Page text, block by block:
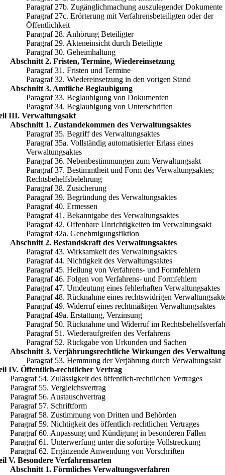
Paragraf 27b. Zugänglichmachung auszulegender Dokumente
Paragraf 27c. Erörterung mit Verfahrensbeteiligten oder der
Öffentlichkeit
Paragraf 28. Anhörung Beteiligter
Paragraf 29. Akteneinsicht durch Beteiligte
Paragraf 30. Geheimhaltung
Abschnitt 2. Fristen, Termine, Wiedereinsetzung
Paragraf 31. Fristen und Termine
Paragraf 32. Wiedereinsetzung in den vorigen Stand
Abschnitt 3. Amtliche Beglaubigung
Paragraf 33. Beglaubigung von Dokumenten
Paragraf 34. Beglaubigung von Unterschriften
III. Verwaltungsakt
Abschnitt 1. Zustandekommen des Verwaltungsaktes
Paragraf 35. Begriff des Verwaltungsaktes
Paragraf 35a. Vollständig automatisierter Erlass eines
Verwaltungsaktes
Paragraf 36. Nebenbestimmungen zum Verwaltungsakt
Paragraf 37. Bestimmtheit und Form des Verwaltungsaktes;
Rechtsbehelfsbelehrung
Paragraf 38. Zusicherung
Paragraf 39. Begründung des Verwaltungsaktes
Paragraf 40. Ermessen
Paragraf 41. Bekanntgabe des Verwaltungsaktes
Paragraf 42. Offenbare Unrichtigkeiten im Verwaltungsakt
Paragraf 42a. Genehmigungsfiktion
Abschnitt 2. Bestandskraft des Verwaltungsaktes
Paragraf 43. Wirksamkeit des Verwaltungsaktes
Paragraf 44. Nichtigkeit des Verwaltungsaktes
Paragraf 45. Heilung von Verfahrens- und Formfehlern
Paragraf 46. Folgen von Verfahrens- und Formfehlern
Paragraf 47. Umdeutung eines fehlerhaften Verwaltungsaktes
Paragraf 48. Rücknahme eines rechtswidrigen
Paragraf 49. Widerruf eines rechtmäßigen Verwaltungsaktes
Paragraf 49a. Erstattung, Verzinsung
Paragraf 50. Rücknahme und Widerruf im
Paragraf 51. Wiederaufgreifen des Verfahrens
Paragraf 52. Rückgabe von Urkunden und Sachen
Abschnitt 3. Verjährungsrechtliche Wirkungen des
Paragraf 53. Hemmung der Verjährung durch Verwaltungsakt
IV. Öffentlich-rechtlicher Vertrag
Paragraf 54. Zulässigkeit des öffentlich-rechtlichen Vertrages
Paragraf 55. Vergleichsvertrag
Paragraf 56. Austauschvertrag
Paragraf 57. Schriftform
Paragraf 58. Zustimmung von Dritten und Behörden
Paragraf 59. Nichtigkeit des öffentlich-rechtlichen Vertrages
Paragraf 60. Anpassung und Kündigung in besonderen Fällen
Paragraf 61. Unterwerfung unter die sofortige Vollstreckung
Paragraf 62. Ergänzende Anwendung von Vorschriften
V. Besondere Verfahrensarten
Abschnitt 1. Förmliches Verwaltungsverfahren